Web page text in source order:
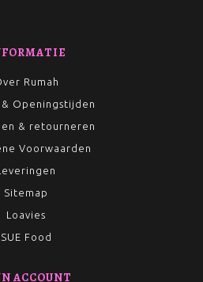
Rumah
Openingstijden
& retourneren
Voorwaarden
Sitemap
Loavies
SUE Food
ACCOUNT